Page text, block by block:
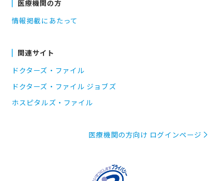
医療機関の方
情報掲載にあたって
関連サイト
ドクターズ・ファイル
ドクターズ・ファイル ジョブズ
ホスピタルズ・ファイル
医療機関の方向け ログインページ